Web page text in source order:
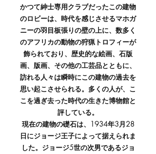
かつて紳士専用クラブだったこの建物
のロビーは、時代を感じさせるマホガ
ニーの羽目板張りの壁の上に、数多く
のアフリカの動物の狩猟トロフィーが
飾られており、歴史的な絵画、石版
画、版画、その他の工芸品とともに、
訪れる人々は瞬時にこの建物の過去を
思い起こさせられる。多くの人が、こ
こを過ぎ去った時代の生きた博物館と
評している。
現在の建物の礎石は、1934年3月28
日にジョージ王子によって据えられま
した。ジョージ5世の次男であるジョ